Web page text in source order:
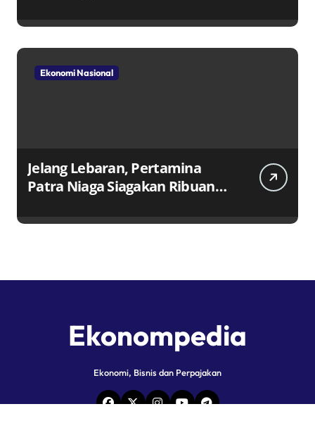
Ekonomi Nasional
Jelang Lebaran, Pertamina
Patra Niaga Siagakan Ribuan
Ekonompedia
Ekonomi, Bisnis dan Perpajakan